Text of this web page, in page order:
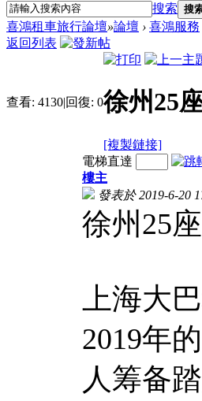
搜索 搜
喜鴻租車旅行論壇»論壇 › 喜鴻服務
返回列表
查看: 4130|回復: 0徐州25
[複製鏈接]
電梯直達
樓主
發表於 2019-6-20
徐州25
上海大
2019年
人筹备